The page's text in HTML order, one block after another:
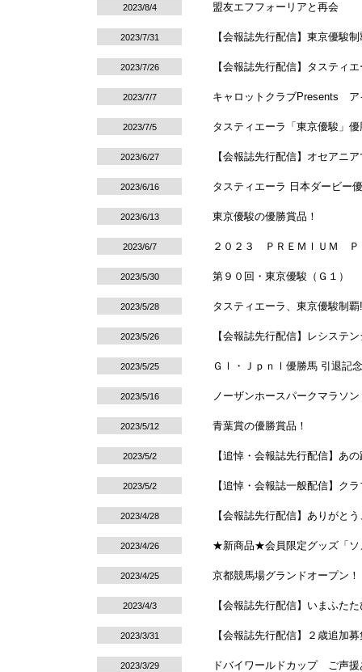
2023/8/4 盟友エフフォーリアと再会
2023/7/31 【会報誌先行配信】東京優駿
2023/7/26 【会報誌先行配信】タスティ
2023/7/7 キャロットクラブPresents ア
2023/7/5 タスティエーラ「東京優駿」
2023/6/27 【会報誌先行配信】オセアニ
2023/6/16 タスティエーラ 日本ダービー
2023/6/13 東京優駿の優勝賞品！
2023/6/7 ２０２３ ＰＲＥＭＩＵＭ
2023/5/30 第９０回・東京優駿（Ｇ１）
2023/5/28 タスティエーラ、東京優駿制覇
2023/5/26 【会報誌先行配信】レシステ
2023/5/25 ＧⅠ・ＪｐｎⅠ優勝馬 引退記
2023/5/16 ノーザンホースパークマラソ
2023/5/12 青葉賞の優勝賞品！
2023/5/2 【追悼・会報誌先行配信】あ
2023/5/2 【追悼・会報誌一般配信】ク
2023/4/28 【会報誌先行配信】ありがと
2023/4/26 ★新商品★会員限定グッズ「ソ
2023/4/25 京都競馬場グランドオープン！
2023/4/3 【会報誌先行配信】いまふた
2023/3/31 【会報誌先行配信】２歳追加
2023/3/29 ドバイワールドカップ ご声